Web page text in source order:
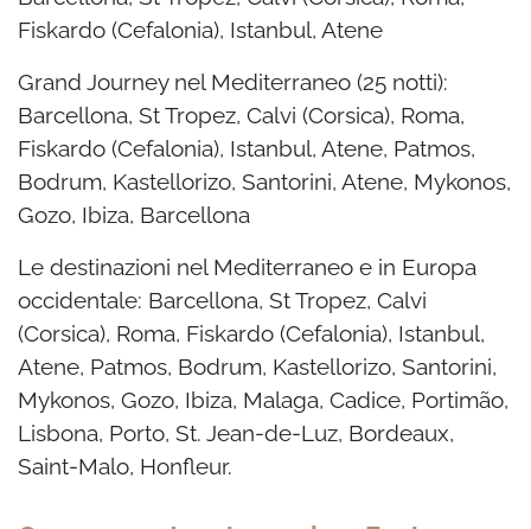
Fiskardo (Cefalonia), Istanbul, Atene
Grand Journey nel Mediterraneo (25 notti):
Barcellona, St Tropez, Calvi (Corsica), Roma,
Fiskardo (Cefalonia), Istanbul, Atene, Patmos,
Bodrum, Kastellorizo, Santorini, Atene, Mykonos,
Gozo, Ibiza, Barcellona
Le destinazioni nel Mediterraneo e in Europa
occidentale: Barcellona, St Tropez, Calvi
(Corsica), Roma, Fiskardo (Cefalonia), Istanbul,
Atene, Patmos, Bodrum, Kastellorizo, Santorini,
Mykonos, Gozo, Ibiza, Malaga, Cadice, Portimão,
Lisbona, Porto, St. Jean-de-Luz, Bordeaux,
Saint-Malo, Honfleur.